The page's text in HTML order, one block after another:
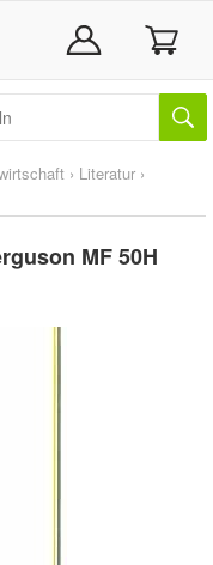
› Literatur ›
MF 50H